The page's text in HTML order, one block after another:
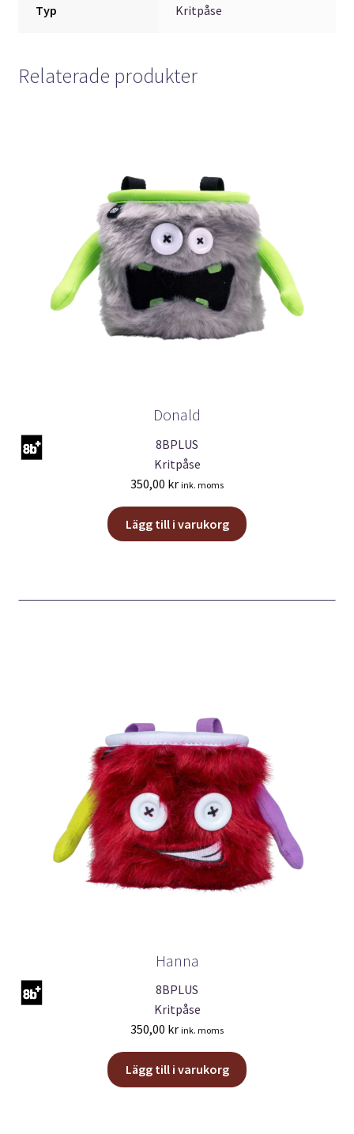
Typ Kritpåse
Relaterade produkter
Donald
8BPLUS
Kritpåse
350,00 kr ink. moms
Lägg till i varukorg
Hanna
8BPLUS
Kritpåse
350,00 kr ink. moms
Lägg till i varukorg